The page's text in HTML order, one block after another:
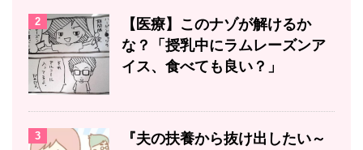
2
【医療】このナゾが解けるか
な？「授乳中にラムレーズンア
イス、食べても良い？」
3
『夫の扶養から抜け出したい～